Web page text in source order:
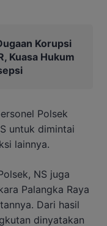
Korupsi
Kuasa Hukum
Polsek
untuk dimintai
lainnya.
NS juga
Palangka Raya
Dari hasil
dinyatakan